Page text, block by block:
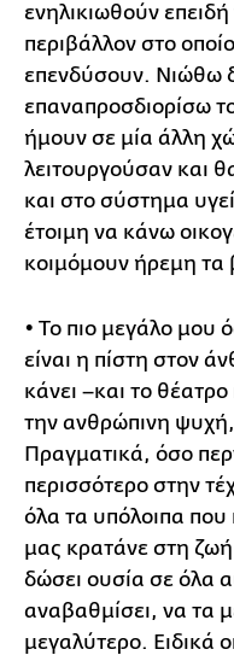
ενηλικιωθούν
περιβάλλον στο
επενδύσουν. Νιώθω
επαναπροσδιορίσω
ήμουν σε μία άλλη
λειτουργούσαν και
και στο σύστημα
έτοιμη να κάνω
κοιμόμουν ήρεμη τα
• Το πιο μεγάλο μου
είναι η πίστη στον
κάνει –και το
την ανθρώπινη ψυχή,
Πραγματικά, όσο
περισσότερο στην
όλα τα υπόλοιπα που
μας κρατάνε στη ζωή
δώσει ουσία σε όλα
αναβαθμίσει, να τα
μεγαλύτερο. Ειδικά